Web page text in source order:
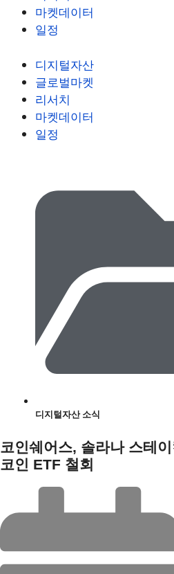
마켓데이터
일정
디지털자산
글로벌마켓
리서치
마켓데이터
일정
디지털자산 소식
코인쉐어스, 솔라나 스테
코인 ETF 철회